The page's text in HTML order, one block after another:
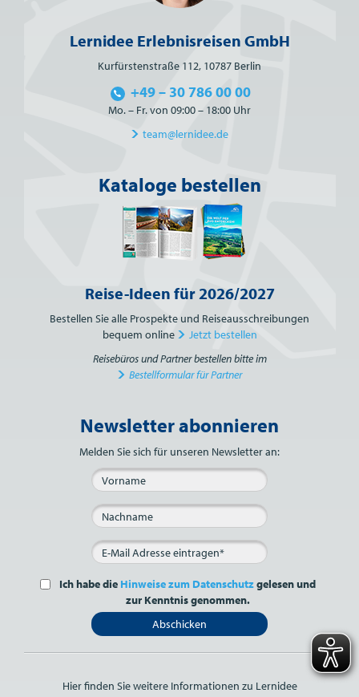
Lernidee Erlebnisreisen GmbH
Kurfürstenstraße 112, 10787 Berlin
+49 – 30 786 00 00
Mo. – Fr. von 09:00 – 18:00 Uhr
team@lernidee.de
Kataloge bestellen
Reise-Ideen für 2026/2027
Bestellen Sie alle Prospekte und Reiseausschreibungen
bequem online
Jetzt bestellen
Reisebüros und Partner bestellen bitte im
Bestellformular für Partner
Bitte nicht ausfüllen.
Newsletter abonnieren
Melden Sie sich für unseren Newsletter an:
Ich habe die Hinweise zum Datenschutzgelesen und
zur Kenntnis genommen.
Abschicken
Hier finden Sie weitere Informationen zu Lernidee